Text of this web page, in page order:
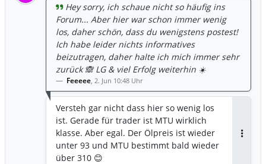
Hey sorry, ich schaue nicht so häufig ins
Forum... Aber hier war schon immer wenig
los, daher schön, dass du wenigstens postest!
Ich habe leider nichts informatives
beizutragen, daher halte ich mich immer sehr
zurück 🙈 LG & viel Erfolg weiterhin ☀️
Feeeee, 2. Jun 10:48 Uhr
Versteh gar nicht dass hier so wenig los
ist. Gerade für trader ist MTU wirklich
klasse. Aber egal. Der Ölpreis ist wieder
unter 93 und MTU bestimmt bald wieder
über 310 😊